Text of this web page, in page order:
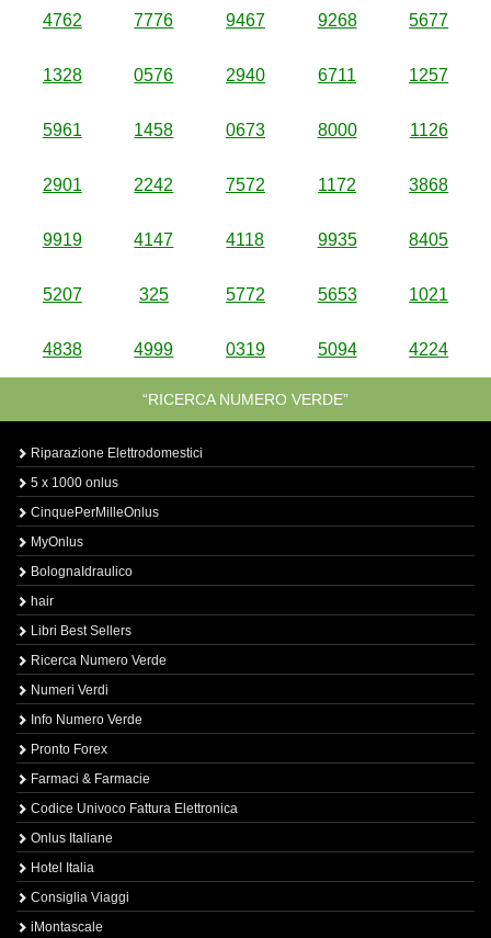
4762 7776 9467 9268 5677
1328 0576 2940 6711 1257
5961 1458 0673 8000 1126
2901 2242 7572 1172 3868
9919 4147 4118 9935 8405
5207 325 5772 5653 1021
4838 4999 0319 5094 4224
“RICERCA NUMERO VERDE”
Riparazione Elettrodomestici
5 x 1000 onlus
CinquePerMilleOnlus
MyOnlus
BolognaIdraulico
hair
Libri Best Sellers
Ricerca Numero Verde
Numeri Verdi
Info Numero Verde
Pronto Forex
Farmaci & Farmacie
Codice Univoco Fattura Elettronica
Onlus Italiane
Hotel Italia
Consiglia Viaggi
iMontascale